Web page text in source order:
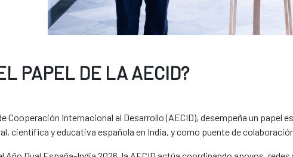
PAPEL DE LA AECID?
Cooperación Internacional al Desarrollo (AECID), desempeña un
científica y educativa española en India, y como puente de